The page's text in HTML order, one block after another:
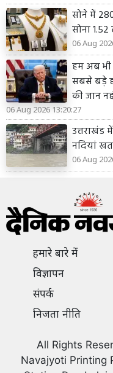
सोने में
सोना
06 Aug
हम अब भी
सबसे बड़े
की जान
06 Aug 2026 13:20:27
उत्तराखंड
नदियां
06 Aug
हमारे बारे में
विज्ञापन
संपर्क
निजता नीति
All Rights
Navajyoti Printing